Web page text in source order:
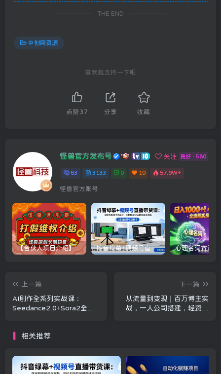
THE END
中创网资源
喜欢就支持一下吧
点赞 37 分享 收藏
怪兽官方发布号 关注 良好 · 580
63 3133 0 10 57.9W+
怪兽官方账号
【合伙人项目介绍】打假维权项目介绍 抖音绿幕+视频号直播带货课：居家照着稿子念起号，手机电脑双场景搭建全流程
上一篇
AI剧作全系列实战课：
Seedance2.0+Sora2全流
下一篇
从流量到变现｜百万博主实
战，一人公司搭建，轻资产
相关推荐